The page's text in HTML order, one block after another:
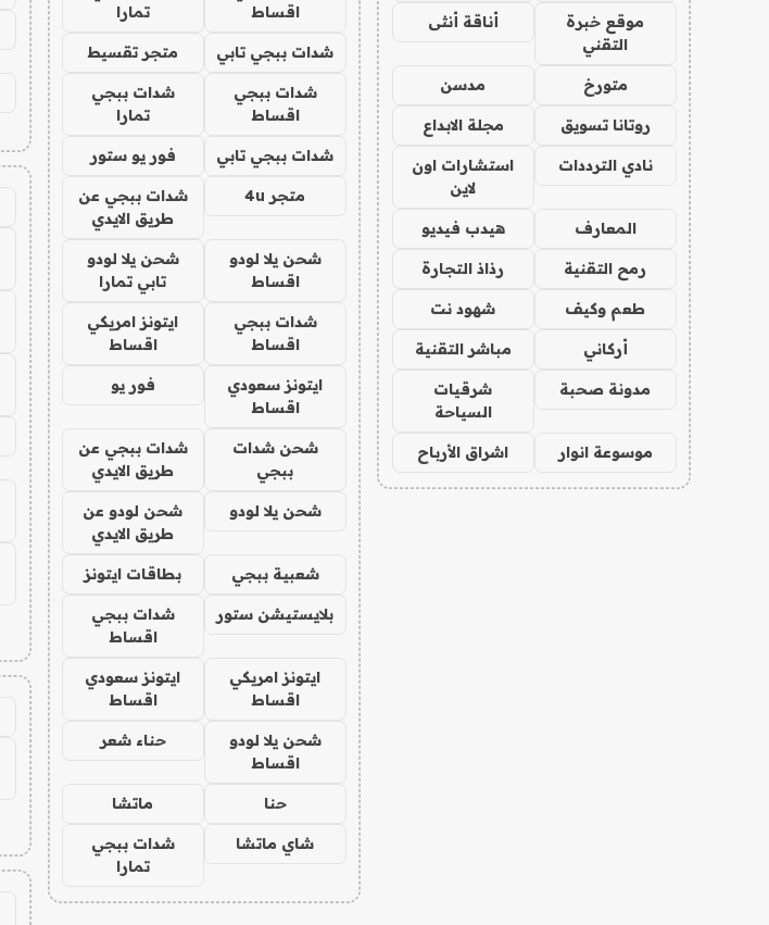
موقع خبرة
التقني
أناقة أنثى
متورخ مدسن
روتانا تسويق مجلة الابداع
نادي الترددات
استشارات اون
لاين
المعارف هيدب فيديو
رمح التقنية رذاذ التجارة
طعم وكيف شهود نت
أركاني مباشر التقنية
مدونة صحبة
شرقيات
السياحة
موسوعة انوار اشراق الأرباح
اقساط
تمارا
شدات ببجي تابي متجر تقسيط
شدات ببجي
اقساط
شدات ببجي
تمارا
شدات ببجي تابي فور يو ستور
متجر 4u
شدات ببجي عن
طريق الايدي
شحن يلا لودو
اقساط
شحن يلا لودو
تابي تمارا
شدات ببجي
اقساط
ايتونز امريكي
اقساط
ايتونز سعودي
اقساط
فور يو
شحن شدات
ببجي
شدات ببجي عن
طريق الايدي
شحن يلا لودو
شحن لودو عن
طريق الايدي
شعبية ببجي بطاقات ايتونز
بلايستيشن ستور
شدات ببجي
اقساط
ايتونز امريكي
اقساط
ايتونز سعودي
اقساط
شحن يلا لودو
اقساط
حناء شعر
حنا ماتشا
شاي ماتشا
شدات ببجي
تمارا